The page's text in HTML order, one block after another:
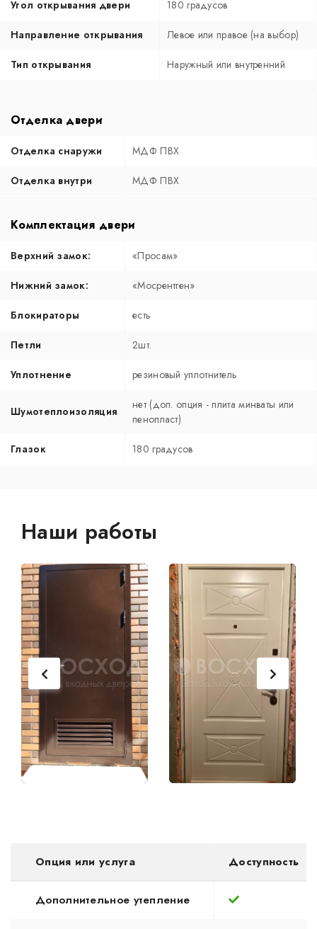
Угол открывания двери 180 градусов
Направление открывания Левое или правое (на выбор)
Тип открывания Наружный или внутренний
Отделка двери
Отделка снаружи МДФ ПВХ
Отделка внутри МДФ ПВХ
Комплектация двери
Верхний замок: «Просам»
Нижний замок: «Мосрентген»
Блокираторы есть
Петли 2шт.
Уплотнение резиновый уплотнитель
Шумотеплоизоляция
нет (доп. опция - плита минваты или
пенопласт)
Глазок 180 градусов
Наши работы
Опция или услуга Доступность
Дополнительное утепление